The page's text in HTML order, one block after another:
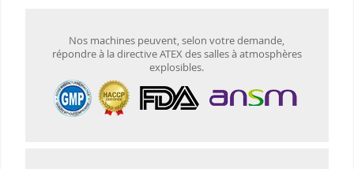
Nos machines peuvent, selon votre demande,
répondre à la directive ATEX des salles à atmosphères
explosibles.